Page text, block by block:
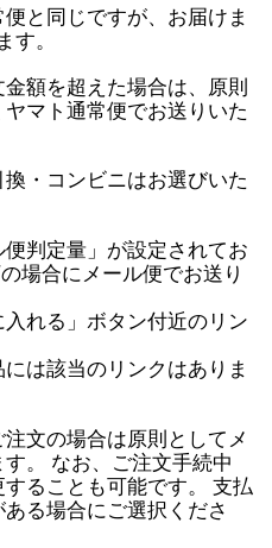
と同じですが、お届けま
。
額を超えた場合は、原則
マト通常便でお送りいた
・コンビニはお選びいた
判定量」が設定されてお
場合にメール便でお送り
れる」ボタン付近のリン
は該当のリンクはありま
文の場合は原則としてメ
。 なお、ご注文手続中
ることも可能です。 支払
る場合にご選択くださ